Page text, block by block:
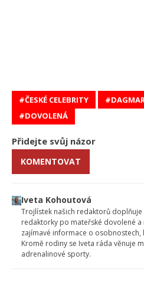
ČESKÉ CELEBRITY
DOVOLENÁ
Přidejte svůj názor
KOMENTOVAT
Iveta Kohoutová
Trojlístek našich redaktorů doplňuje
redaktorky po mateřské dovolené
zajímavé informace o
Kromě rodiny se Iveta ráda věnuje
adrenalinové sporty.